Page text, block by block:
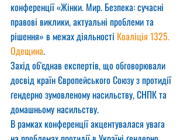
конференції «Жінки. Мир. Безпека: сучасні
правові виклики, актуальні проблеми та
рішення» в межах діяльності Коаліція 1325.
Одещина.
Захід об'єднав експертів, що обговорювали
досвід країн Європейського Союзу з протидії
ґендерно зумовленому насильству, СНПК та
домашньому насильству.
В рамках конференції акцентувалася увага